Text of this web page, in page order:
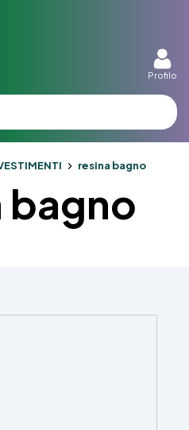
Profilo
resina bagno
bagno